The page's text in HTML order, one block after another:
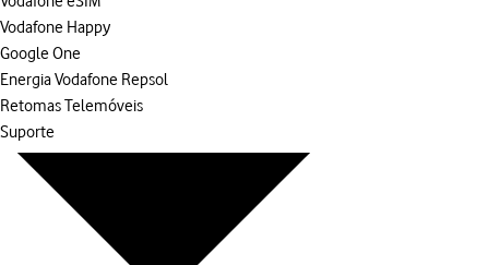
Vodafone Happy
Google One
Energia Vodafone Repsol
Retomas Telemóveis
Suporte